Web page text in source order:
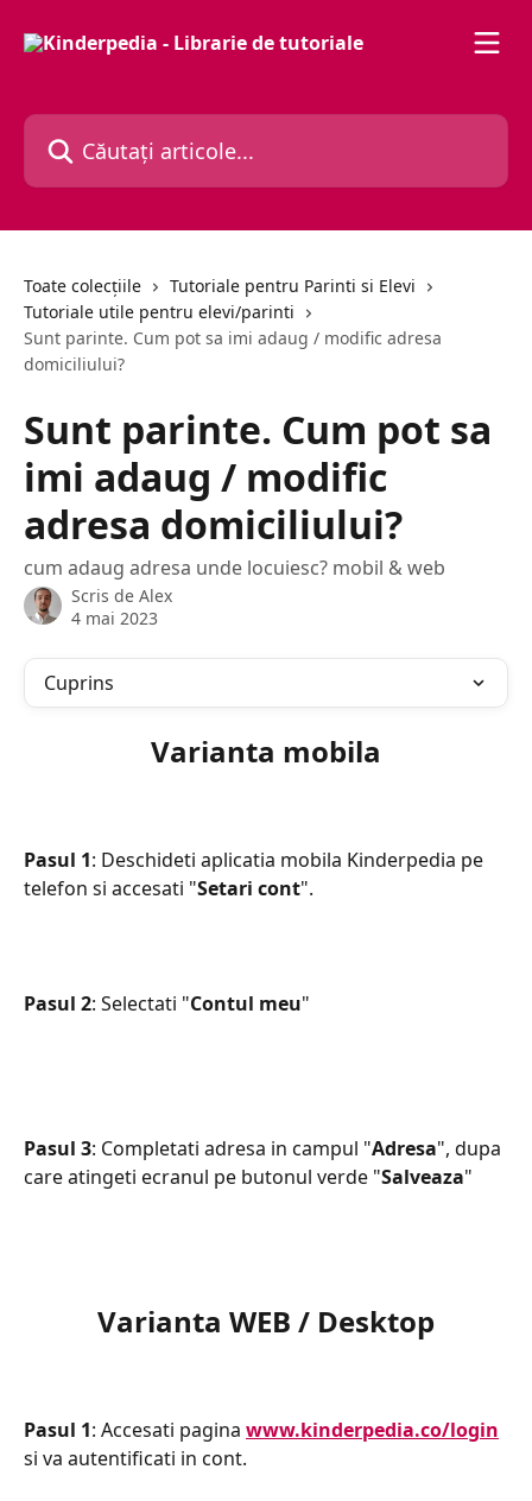
Căutați articole...
Toate colecțiile
Tutoriale pentru Parinti si Elevi
Tutoriale utile pentru elevi/parinti
Sunt parinte. Cum pot sa imi adaug / modific adresa
domiciliului?
Sunt parinte. Cum pot sa
imi adaug / modific
adresa domiciliului?
cum adaug adresa unde locuiesc? mobil & web
Scris de Alex
4 mai 2023
Cuprins
Varianta mobila
Pasul 1: Deschideti aplicatia mobila Kinderpedia pe
telefon si accesati "Setari cont".
Pasul 2: Selectati "Contul meu"
Pasul 3: Completati adresa in campul "Adresa", dupa
care atingeti ecranul pe butonul verde "Salveaza"
Varianta WEB / Desktop
Pasul 1: Accesati pagina www.kinderpedia.co/login
si va autentificati in cont.